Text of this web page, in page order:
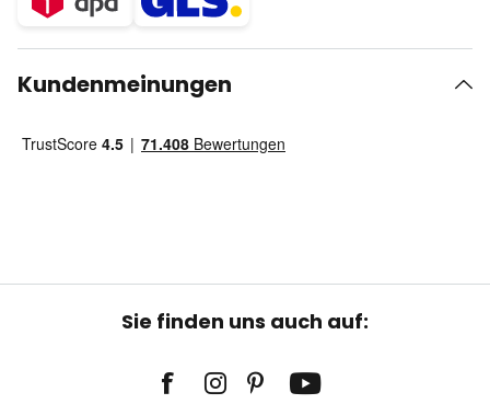
Kundenmeinungen
Sie finden uns auch auf: